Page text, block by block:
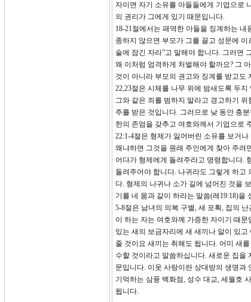
자이면 자기 소유를 아들들에게 기업으로
의 권리가 그에게 있기 때문입니다.
18-21절에서는 패역한 아들을 징계하는
종하지 않으면 부모가 그를 끌고 성문에
술에 잠긴 자라”고 말해야 합니다. 그러면
왜 이처럼 엄격하게 처벌해야 할까요? 그
것이 아니라 부모의 권고와 징계를 받고도
22,23절은 시체를 나무 위에 밤새도록 두
그와 같은 죄를 범하지 말라고 경고하기
주를 받은 것입니다. 그러므로 낮 동안 충
한의 존엄을 갖추고 여호와께서 기업으로
22:1-4절은 형제가 잃어버린 소유를 보거
왜냐하면 그것을 원래 주인에게 찾아 주려
어다가 형제에게 돌려주라고 명령합니다.
돌려주어야 합니다. 나귀라도 그렇게 하고
다. 형제의 나귀나 소가 길에 넘어진 것을
기를 네 몸과 같이 하라는 말씀(레19:18)을
5-8절은 남녀의 의복 구별, 새 포획, 집의
이 하는 자는 여호와께 가증한 자이기 때
있는 새의 보금자리에 새 새끼나 알이 있
줄 것이요 새끼는 취해도 됩니다. 어미 새
수할 것이라고 말씀하십니다. 새로운 집을
문입니다. 이웃 사랑이란 상대방의 생명과
기억하는 삼풍 백화점, 성수 대교, 세월호
됩니다.